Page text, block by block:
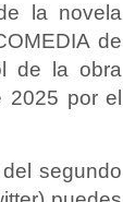
la novela
de
de la obra
por el
segundo